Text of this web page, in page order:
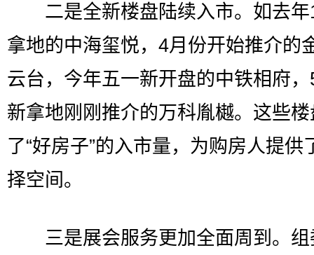
二是全新楼盘陆续入市。如去年
拿地的中海玺悦，4月份开始推介的
云台，今年五一新开盘的中铁相府
新拿地刚刚推介的万科胤樾。这些
了“好房子”的入市量，为购房人提供
择空间。
三是展会服务更加全面周到。组